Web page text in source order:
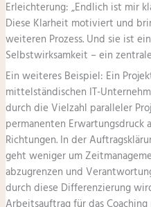
Erleichterung: „Endlich ist mir
Diese Klarheit motiviert und
weiteren Prozess. Und sie ist
Selbstwirksamkeit – ein
Ein weiteres Beispiel: Ein
mittelständischen IT-
durch die Vielzahl paralleler
permanenten Erwartungsdruck
Richtungen. In der
geht weniger um
abzugrenzen und
durch diese Differenzierung